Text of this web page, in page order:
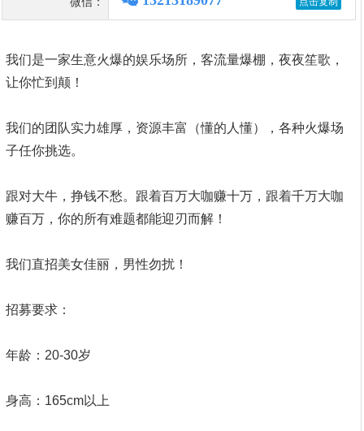
我们是一家生意火爆的娱乐场所，客流量爆棚，夜夜笙歌，
让你忙到颠！
我们的团队实力雄厚，资源丰富（懂的人懂），各种火爆场
子任你挑选。
跟对大牛，挣钱不愁。跟着百万大咖赚十万，跟着千万大咖
赚百万，你的所有难题都能迎刃而解！
我们直招美女佳丽，男性勿扰！
招募要求：
年龄：20-30岁
身高：165cm以上